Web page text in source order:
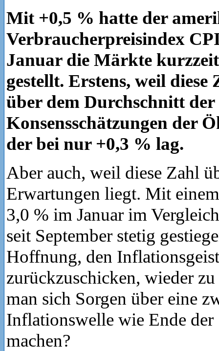
Mit +0,5 % hatte der
Verbraucherpreisindex
Januar die Märkte
gestellt. Erstens, weil
über dem Durchschnitt der
Konsensschätzungen der
der bei nur +0,3 % lag.
Aber auch, weil diese Zahl
Erwartungen liegt. Mit
3,0 % im Januar im
seit September stetig
Hoffnung, den
zurückzuschicken, wieder
man sich Sorgen über eine
Inflationswelle wie Ende der
machen?